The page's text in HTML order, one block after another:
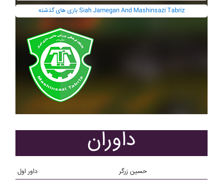
بازی های گذشته Siah Jamegan And Mashinsazi Tabriz
داوران
داور اول
حسين زرگر